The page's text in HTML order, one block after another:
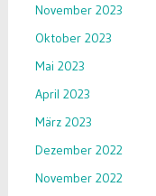
November 2023
Oktober 2023
Mai 2023
April 2023
März 2023
Dezember 2022
November 2022